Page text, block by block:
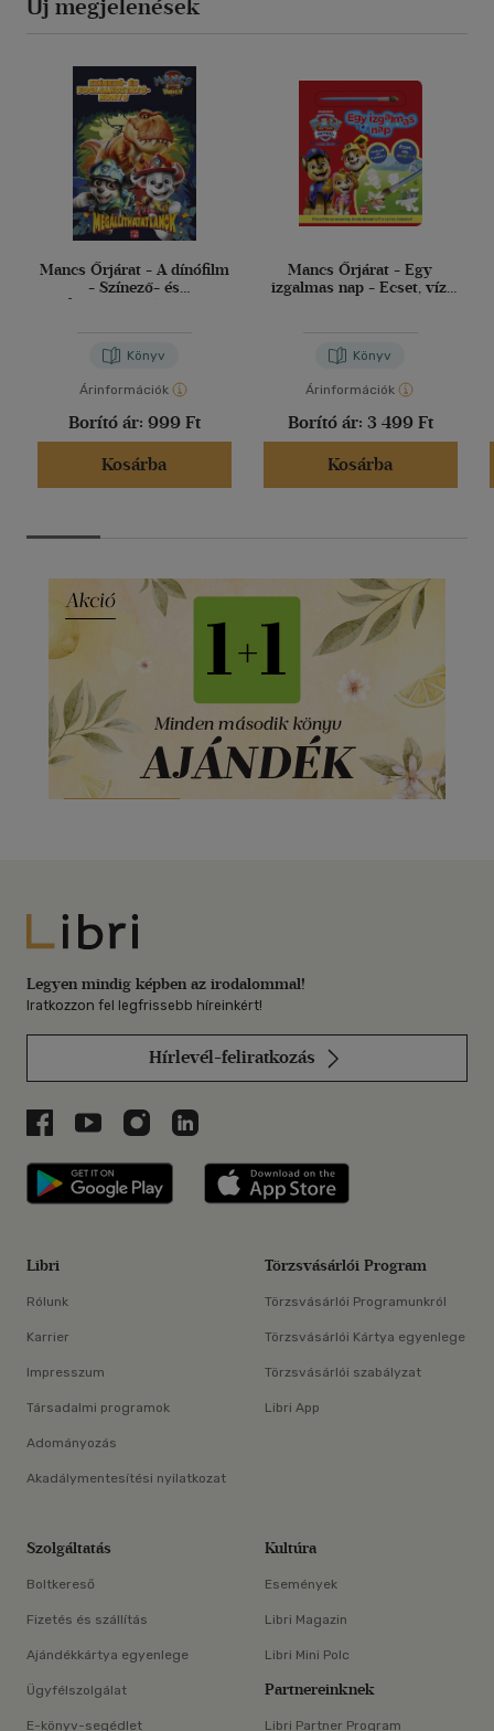
Új megjelenések
Mancs Őrjárat - A dínófilm
- Színező- és
foglalkoztatókönyv
Könyv
Árinformációk
Borító ár: 999 Ft
Kosárba
Mancs Őrjárat - Egy
izgalmas nap - Ecset, víz,
Könyv
Árinformációk
Borító ár: 3 499 Ft
Kosárba
Libri
Legyen mindig képben az irodalommal!
Iratkozzon fel legfrissebb híreinkért!
Hírlevél-feliratkozás
Libri a Facebookon
Libri a Youtube-on
Libri az Instagramon
Libri a LinkedInen
Libri applikáció Szerezd meg: Google
Libri
Rólunk
Karrier
Impresszum
Társadalmi programok
Adományozás
Akadálymentesítési nyilatkozat
Törzsvásárlói Program
Törzsvásárlói Programunkról
Törzsvásárlói Kártya egyenlege
Törzsvásárlói szabályzat
Libri App
Szolgáltatás
Boltkereső
Fizetés és szállítás
Ajándékkártya egyenlege
Ügyfélszolgálat
E-könyv-segédlet
Kultúra
Események
Libri Magazin
Libri Mini Polc
Partnereinknek
Libri Partner Program